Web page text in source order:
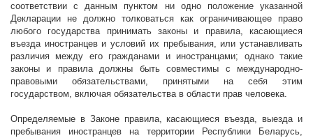
соответствии с данным пунктом ни одно положение указанной
Декларации не должно толковаться как ограничивающее право
любого государства принимать законы и правила, касающиеся
въезда иностранцев и условий их пребывания, или устанавливать
различия между его гражданами и иностранцами; однако такие
законы и правила должны быть совместимы с международно-
правовыми обязательствами, принятыми на себя этим
государством, включая обязательства в области прав человека.
Определяемые в Законе правила, касающиеся въезда, выезда и
пребывания иностранцев на территории Республики Беларусь,